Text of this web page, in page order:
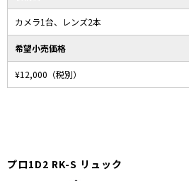
カメラ1台、レンズ2本
希望小売価格
¥12,000（税別）
プロ1D2 RK-S リュック